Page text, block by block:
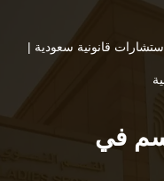
قانونية سعودية |
في